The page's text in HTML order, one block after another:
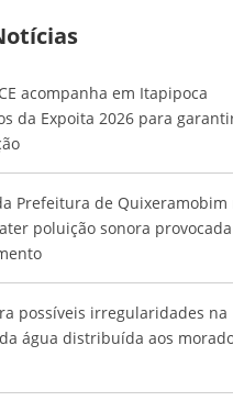
acompanha em Itapipoca
da Expoita 2026 para
Prefeitura de Quixeramobim
poluição sonora
possíveis irregularidades na
água distribuída aos